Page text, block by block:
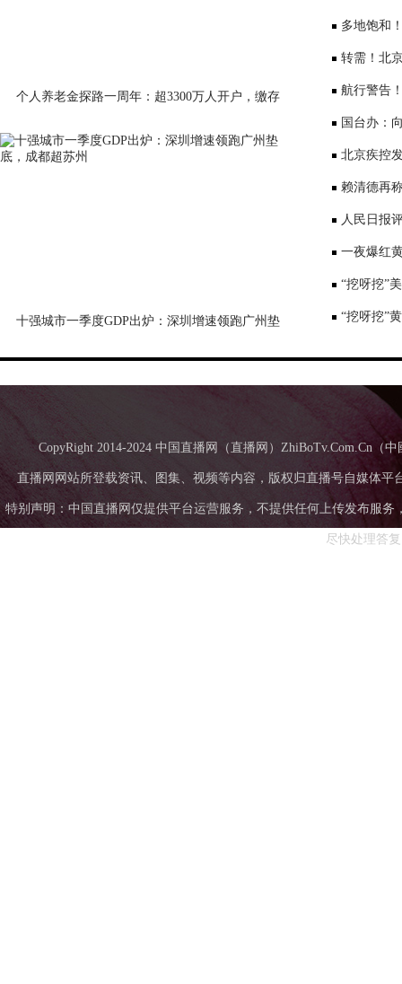
个人养老金探路一周年：超3300万人开户，缴存
十强城市一季度GDP出炉：深圳增速领跑广州垫
大会”
多地饱和
序竞争仍是
转需！北
公布
航行警告
国台办：
表达深切哀
北京疾控
景要戴口罩
赖清德再
国台办回应
人民日报
一夜爆红
师：或涉嫌
“挖呀挖”
“挖呀挖”
CopyRight 2014-2024 中国直播网（直播网）ZhiBoTv.Com.Cn（
直播网网站所登载资讯、图集、视频等内容，版权归直播号自媒体
特别声明：中国直播网仅提供平台运营服务，不提供任何上传发布服务
尽快处理答